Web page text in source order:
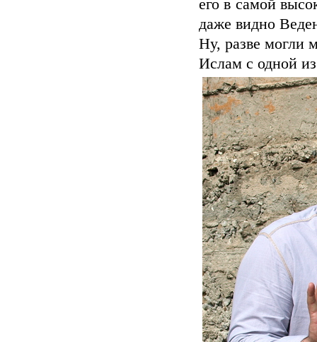
его в самой
даже видно
Ну, разве могли
Ислам с одной